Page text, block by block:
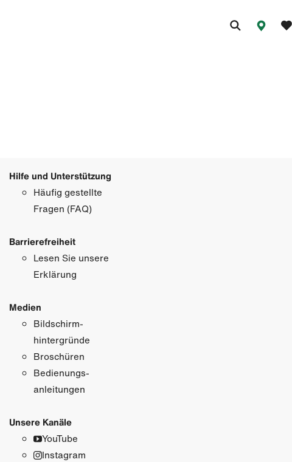
Hilfe und Unterstützung
Häufig gestellte
Fragen (FAQ)
Barrierefreiheit
Lesen Sie unsere
Erklärung
Medien
Bildschirm­
hintergründe
Broschüren
Bedienungs­
anleitungen
Unsere Kanäle
YouTube
Instagram